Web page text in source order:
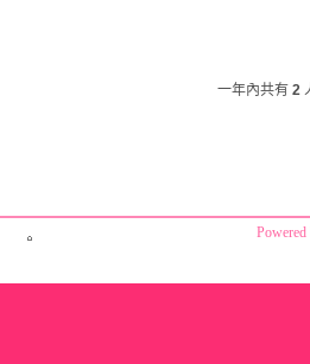
一年內共有 2
Powered